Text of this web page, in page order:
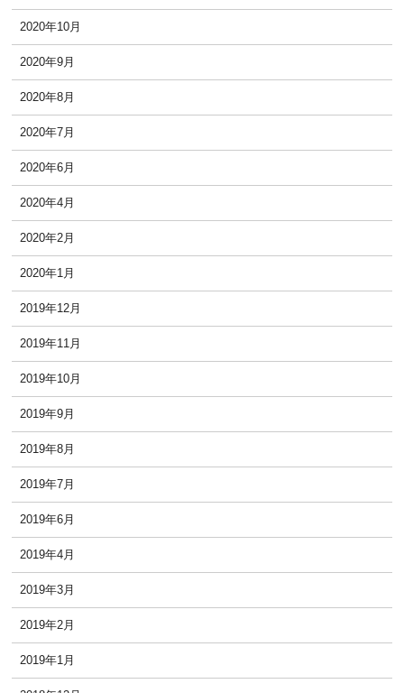
2020年10月
2020年9月
2020年8月
2020年7月
2020年6月
2020年4月
2020年2月
2020年1月
2019年12月
2019年11月
2019年10月
2019年9月
2019年8月
2019年7月
2019年6月
2019年4月
2019年3月
2019年2月
2019年1月